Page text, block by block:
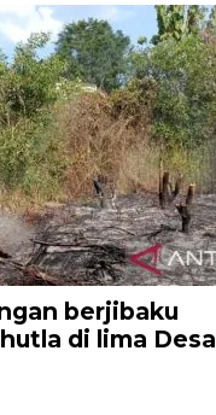
berjibaku
di lima Desa